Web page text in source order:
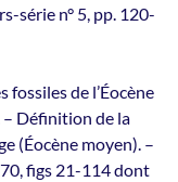
série n° 5, pp. 120-
fossiles de l’Éocène
– Définition de la
(Éocène moyen). –
figs 21-114 dont